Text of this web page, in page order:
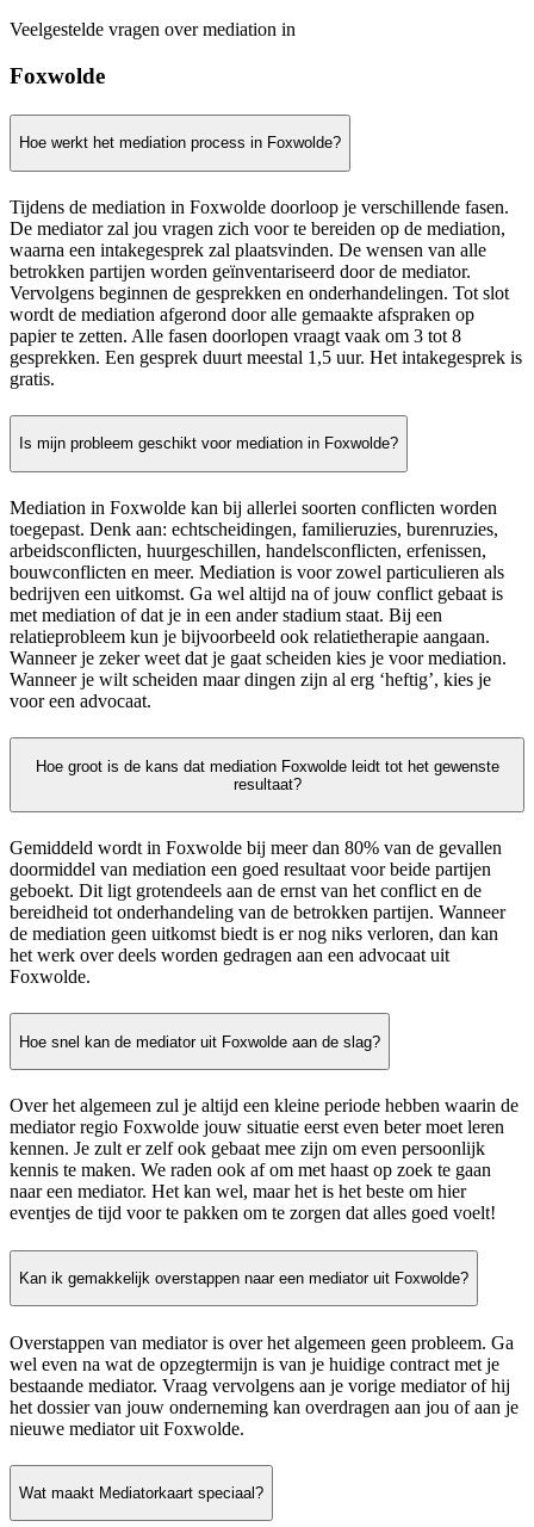
Veelgestelde vragen over mediation in
Foxwolde
Hoe werkt het mediation process in Foxwolde?
Tijdens de mediation in Foxwolde doorloop je verschillende fasen.
De mediator zal jou vragen zich voor te bereiden op de mediation,
waarna een intakegesprek zal plaatsvinden. De wensen van alle
betrokken partijen worden geïnventariseerd door de mediator.
Vervolgens beginnen de gesprekken en onderhandelingen. Tot slot
wordt de mediation afgerond door alle gemaakte afspraken op
papier te zetten. Alle fasen doorlopen vraagt vaak om 3 tot 8
gesprekken. Een gesprek duurt meestal 1,5 uur. Het intakegesprek is
gratis.
Is mijn probleem geschikt voor mediation in Foxwolde?
Mediation in Foxwolde kan bij allerlei soorten conflicten worden
toegepast. Denk aan: echtscheidingen, familieruzies, burenruzies,
arbeidsconflicten, huurgeschillen, handelsconflicten, erfenissen,
bouwconflicten en meer. Mediation is voor zowel particulieren als
bedrijven een uitkomst. Ga wel altijd na of jouw conflict gebaat is
met mediation of dat je in een ander stadium staat. Bij een
relatieprobleem kun je bijvoorbeeld ook relatietherapie aangaan.
Wanneer je zeker weet dat je gaat scheiden kies je voor mediation.
Wanneer je wilt scheiden maar dingen zijn al erg ‘heftig’, kies je
voor een advocaat.
Hoe groot is de kans dat mediation Foxwolde leidt tot het gewenste
resultaat?
Gemiddeld wordt in Foxwolde bij meer dan 80% van de gevallen
doormiddel van mediation een goed resultaat voor beide partijen
geboekt. Dit ligt grotendeels aan de ernst van het conflict en de
bereidheid tot onderhandeling van de betrokken partijen. Wanneer
de mediation geen uitkomst biedt is er nog niks verloren, dan kan
het werk over deels worden gedragen aan een advocaat uit
Foxwolde.
Hoe snel kan de mediator uit Foxwolde aan de slag?
Over het algemeen zul je altijd een kleine periode hebben waarin de
mediator regio Foxwolde jouw situatie eerst even beter moet leren
kennen. Je zult er zelf ook gebaat mee zijn om even persoonlijk
kennis te maken. We raden ook af om met haast op zoek te gaan
naar een mediator. Het kan wel, maar het is het beste om hier
eventjes de tijd voor te pakken om te zorgen dat alles goed voelt!
Kan ik gemakkelijk overstappen naar een mediator uit Foxwolde?
Overstappen van mediator is over het algemeen geen probleem. Ga
wel even na wat de opzegtermijn is van je huidige contract met je
bestaande mediator. Vraag vervolgens aan je vorige mediator of hij
het dossier van jouw onderneming kan overdragen aan jou of aan je
nieuwe mediator uit Foxwolde.
Wat maakt Mediatorkaart speciaal?